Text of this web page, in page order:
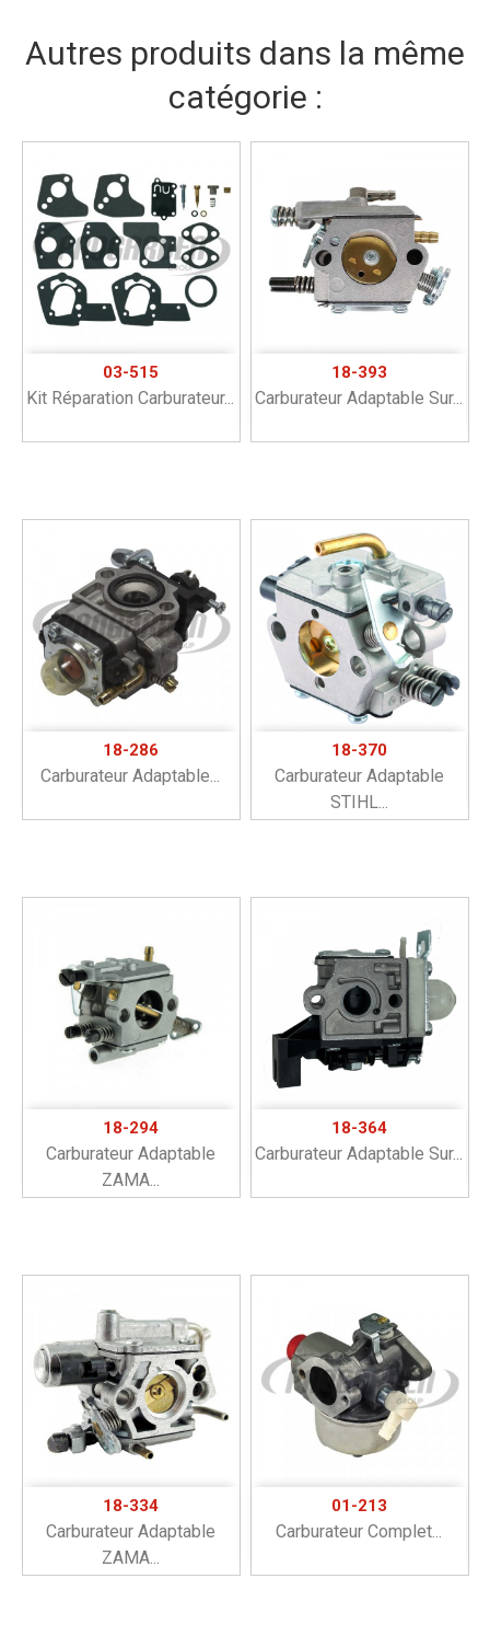
Autres produits dans la même
catégorie :
03-515
Kit Réparation Carburateur...
18-393
Carburateur Adaptable Sur...
18-286
Carburateur Adaptable...
18-370
Carburateur Adaptable
STIHL...
18-294
Carburateur Adaptable
ZAMA...
18-364
Carburateur Adaptable Sur...
18-334
Carburateur Adaptable
ZAMA...
01-213
Carburateur Complet...